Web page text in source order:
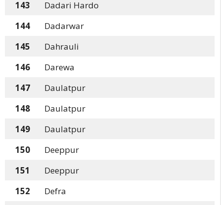
143
Dadari Hardo
144
Dadarwar
145
Dahrauli
146
Darewa
147
Daulatpur
148
Daulatpur
149
Daulatpur
150
Deeppur
151
Deeppur
152
Defra